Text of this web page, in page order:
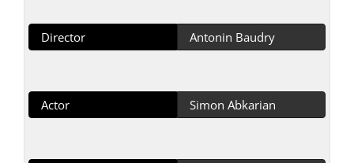
Director Antonin Baudry
Actor Simon Abkarian